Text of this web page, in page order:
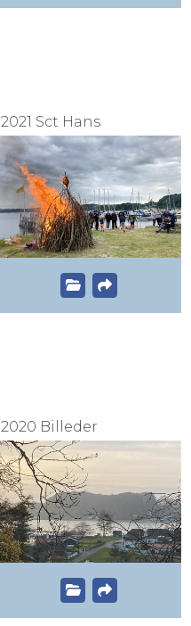
2021 Sct Hans
2020 Billeder